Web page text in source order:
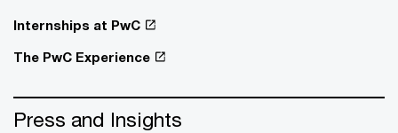
Internships at PwC
The PwC Experience
Press and Insights